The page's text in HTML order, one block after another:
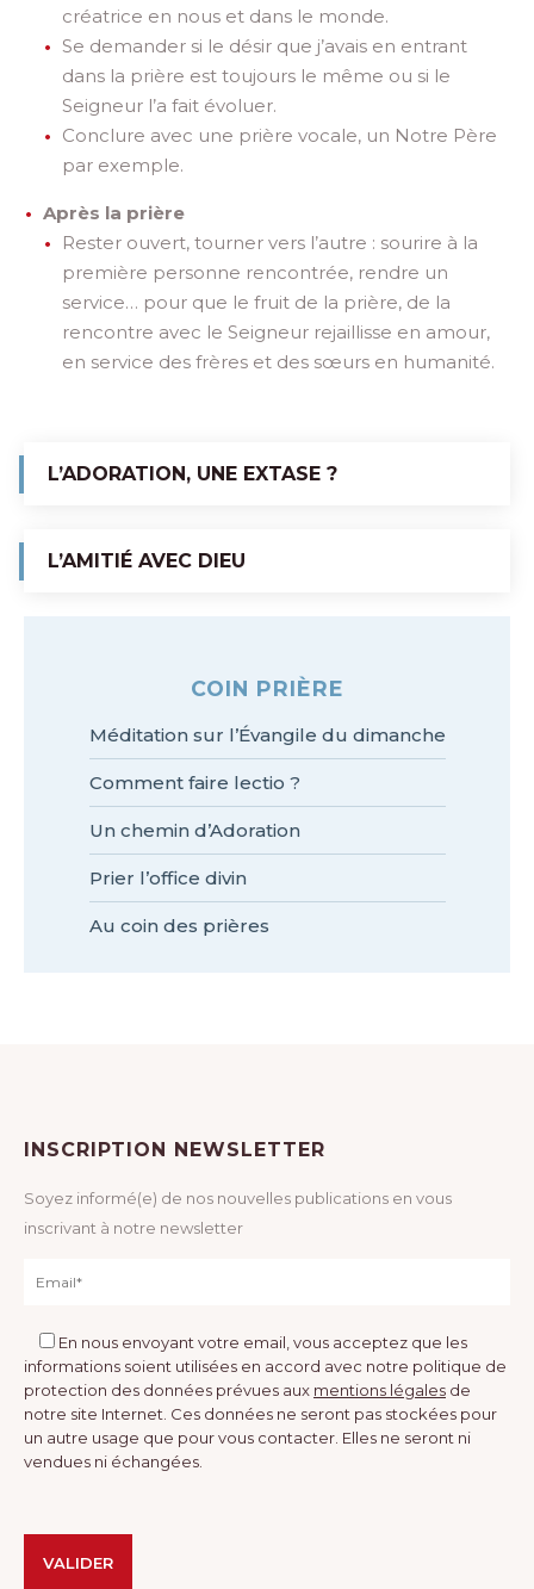
créatrice en nous et dans le monde.
Se demander si le désir que j’avais en entrant
dans la prière est toujours le même ou si le
Seigneur l’a fait évoluer.
Conclure avec une prière vocale, un Notre Père
par exemple.
Après la prière
Rester ouvert, tourner vers l’autre : sourire à la
première personne rencontrée, rendre un
service… pour que le fruit de la prière, de la
rencontre avec le Seigneur rejaillisse en amour,
en service des frères et des sœurs en humanité.
L’ADORATION, UNE EXTASE ?
L’AMITIÉ AVEC DIEU
COIN PRIÈRE
Méditation sur l’Évangile du dimanche
Comment faire lectio ?
Un chemin d’Adoration
Prier l’office divin
Au coin des prières
INSCRIPTION NEWSLETTER
Soyez informé(e) de nos nouvelles publications en vous
inscrivant à notre newsletter
En nous envoyant votre email, vous acceptez que les
informations soient utilisées en accord avec notre politique de
protection des données prévues aux mentions légales de
notre site Internet. Ces données ne seront pas stockées pour
un autre usage que pour vous contacter. Elles ne seront ni
vendues ni échangées.
Veuillez laisser ce champ vide.